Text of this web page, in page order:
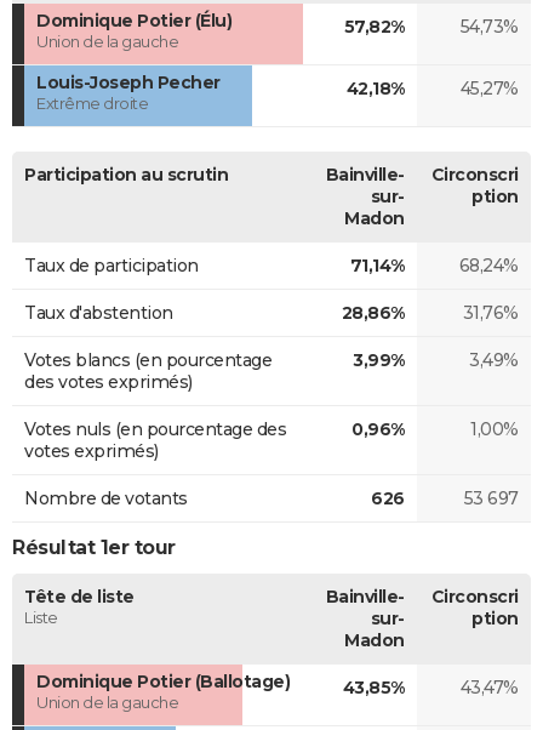
Dominique Potier (Élu)
Union de la gauche
57,82% 54,73%
Louis-Joseph Pecher
Extrême droite
42,18% 45,27%
Participation au scrutin
Bainville-
sur-
Madon
Circonscri
ption
Taux de participation 71,14% 68,24%
Taux d'abstention 28,86% 31,76%
Votes blancs (en pourcentage
des votes exprimés)
3,99% 3,49%
Votes nuls (en pourcentage des
votes exprimés)
0,96% 1,00%
Nombre de votants 626 53 697
Résultat 1er tour
Tête de liste
Liste
Bainville-
sur-
Madon
Circonscri
ption
Dominique Potier (Ballotage)
Union de la gauche
43,85% 43,47%